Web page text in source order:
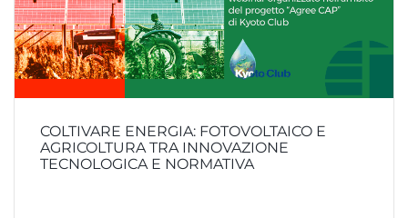
COLTIVARE ENERGIA: FOTOVOLTAICO E
AGRICOLTURA TRA INNOVAZIONE
TECNOLOGICA E NORMATIVA